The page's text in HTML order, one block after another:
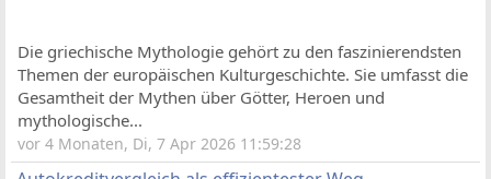
Die griechische Mythologie gehört zu den faszinierendsten
Themen der europäischen Kulturgeschichte. Sie umfasst die
Gesamtheit der Mythen über Götter, Heroen und
mythologische...
vor 4 Monaten, Di, 7 Apr 2026 11:59:28